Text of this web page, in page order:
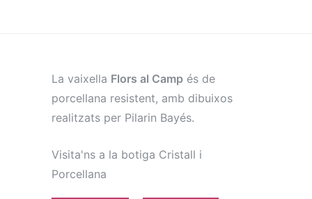
La vaixella Flors al Camp és de
porcellana resistent, amb dibuixos
realitzats per Pilarin Bayés.
Visita'ns a la botiga Cristall i
Porcellana